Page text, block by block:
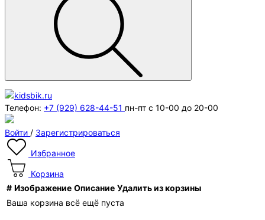
Телефон: +7 (929) 628-44-51 пн-пт с 10-00 до 20-00
Войти / Зарегистрироваться
Избранное
Корзина
# Изображение Описание Удалить из корзины
Ваша корзина всё ещё пуста